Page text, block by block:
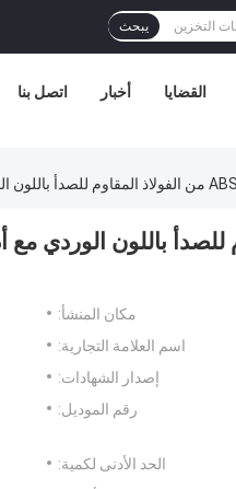
يبحث
اتصل بنا أخبار القضايا
مكان المنشأ:
اسم العلامة التجارية:
إصدار الشهادات:
رقم الموديل:
الحد الأدنى لكمية: